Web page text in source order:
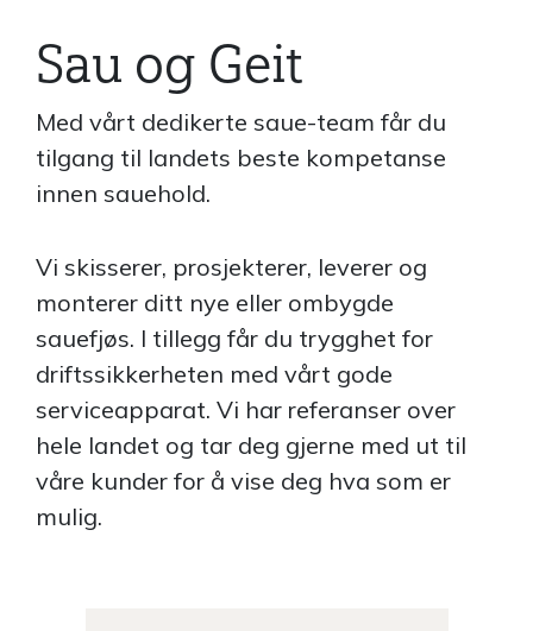
Sau og Geit
Med vårt dedikerte saue-team får du
tilgang til landets beste kompetanse
innen sauehold.
Vi skisserer, prosjekterer, leverer og
monterer ditt nye ­eller ­ombygde
sauefjøs. I tillegg får du trygghet for
drifts­sikkerheten med vårt gode
serviceapparat. Vi har referanser over
hele landet og tar deg gjerne med ut til
våre kunder for å vise deg hva som er
mulig.